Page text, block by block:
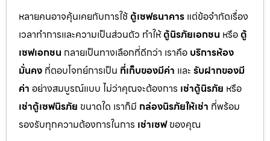
หลายคนอาจคุ้นเคยกับการใช้ ตู้เซฟธนาคาร แต่ข้อจำกัดเรื่อง
เวลาทำการและความเป็นส่วนตัว ทำให้ตู้นิรภัยเอกชน หรือ ตู้
เซฟเอกชน กลายเป็นทางเลือกที่ดีกว่า เราคือ บริการห้อง
มั่นคง ที่ตอบโจทย์การเป็น ที่เก็บของมีค่า และ รับฝากของมี
ค่า อย่างสมบูรณ์แบบ ไม่ว่าคุณจะต้องการ เช่าตู้นิรภัย หรือ
เช่าตู้เซฟนิรภัย ขนาดใด เราก็มี กล่องนิรภัยให้เช่า ที่พร้อม
รองรับทุกความต้องการในการ เช่าเซฟของคุณ